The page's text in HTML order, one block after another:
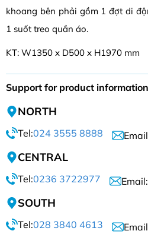
khoang bên phải gồm 1 đợt di
1 suốt treo quần áo.
KT: W1350 x D500 x H1970 mm
Support for product
NORTH
Tel:024 3555 8888
CENTRAL
Tel:0236 3722977 Email:
SOUTH
Tel:028 3840 4613